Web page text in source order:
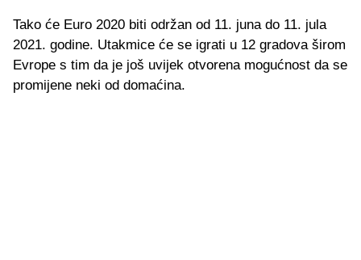
Tako će Euro 2020 biti održan od 11. juna do 11. jula
2021. godine. Utakmice će se igrati u 12 gradova širom
Evrope s tim da je još uvijek otvorena mogućnost da se
promijene neki od domaćina.